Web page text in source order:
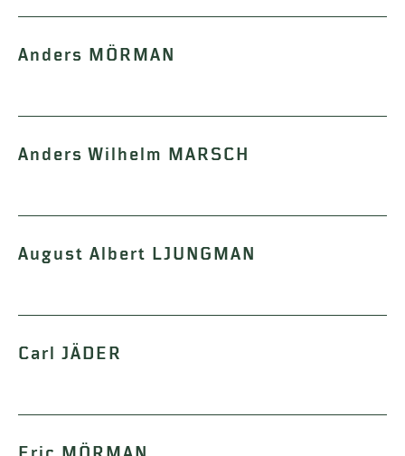
Anders MÖRMAN
Anders Wilhelm MARSCH
August Albert LJUNGMAN
Carl JÄDER